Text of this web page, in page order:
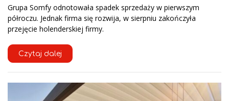
Grupa Somfy odnotowała spadek sprzedaży w pierwszym
półroczu. Jednak firma się rozwija, w sierpniu zakończyła
przejęcie holenderskiej firmy.
Czytaj dalej